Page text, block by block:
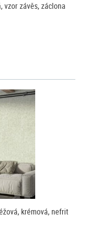
vzor závěs, záclona
krémová, nefrit